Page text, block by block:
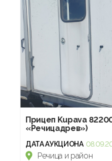
Прицеп Kupava
«Речицадрев»)
ДАТА АУКЦИОНА
Речица и район